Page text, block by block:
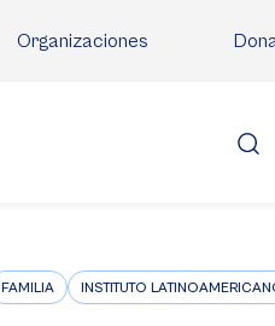
Organizaciones
FAMILIA INSTITUTO